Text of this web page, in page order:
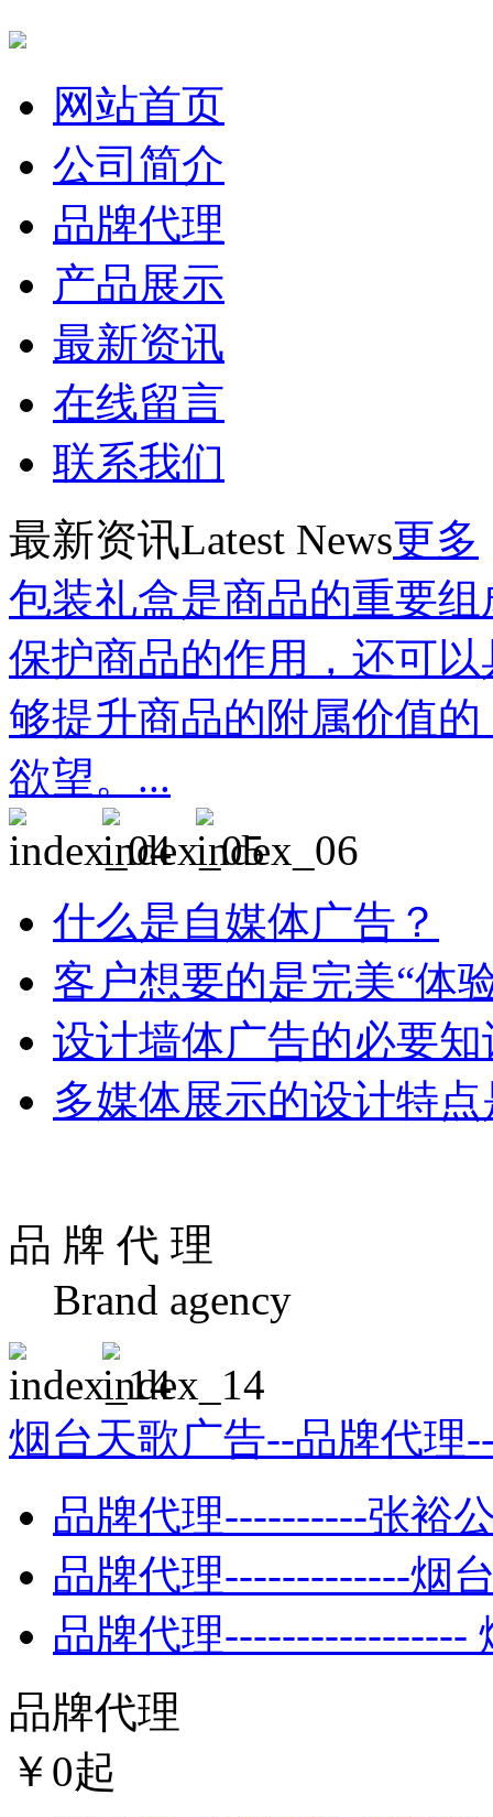
网站首页
公司简介
品牌代理
产品展示
最新资讯
在线留言
联系我们
最新资讯Latest News更多
包装礼盒是商品的重要
保护商品的作用，还可
够提升商品的附属价值
欲望。...
什么是自媒体广告？
客户想要的是完美“体
设计墙体广告的必要知
多媒体展示的设计特
品 牌 代 理
Brand agency
烟台天歌广告--品牌代理
品牌代理----------张裕
品牌代理-------------烟
品牌代理-----------------
品牌代理
￥ 0起